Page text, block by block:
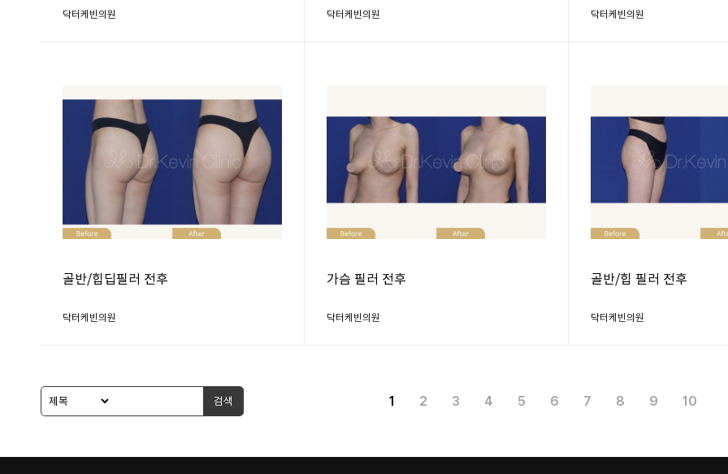
닥터케빈의원 닥터케빈의원 닥터케빈의원
골반/힙딥필러 전후
닥터케빈의원
가슴 필러 전후
닥터케빈의원
골반/힙 필러 전후
닥터케빈의원
검색 1 2 3 4 5 6 7 8 9 10